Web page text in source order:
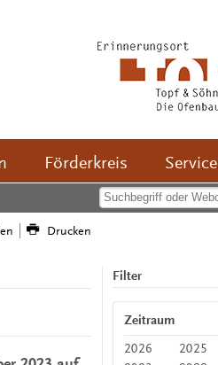
Förderkreis Service
Drucken
Filter
Zeitraum
2026
2025